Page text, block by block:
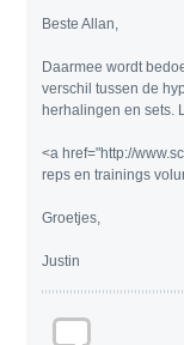
Beste Allan,
Daarmee wordt
verschil tussen de
herhalingen en sets.
<a href="http://
reps en trainings
Groetjes,
Justin